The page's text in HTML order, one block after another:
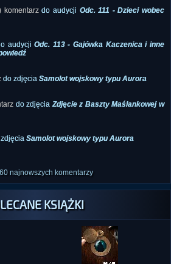
do zdjęcia
do zdjęciaZdjęcie z Baszty Maślankowej w
KSIĄŻKI